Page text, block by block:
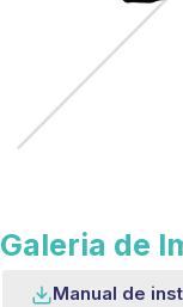
Galeria de
Manual de